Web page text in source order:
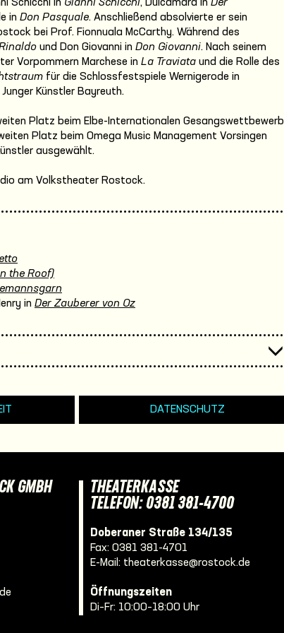
Schicchi in Gianni Schicchi, Dulcamara in Der
in Don Pasquale. Anschließend absolvierte er sein
bei Prof. Fionnuala McCarthy. Während des
und Don Giovanni in Don Giovanni. Nach seinem
Vorpommern Marchese in La Traviata und die Rolle des
für die Schlossfestspiele Wernigerode in
Künstler Bayreuth.
Platz beim Elbe-Internationalen Gesangswettbewerb
Platz beim Omega Music Management Vorsingen
ausgewählt.
am Volkstheater Rostock.
the Roof)
in Der Zauberer von Oz
DATENSCHUTZ
GMBH
THEATERKASSE
TELEFON: 0381 381-4700
Doberaner Straße 134/135
Fax: 0381 381-4701
E-Mail: theaterkasse@rostock.de
Öffnungszeiten
Di–Fr: 10:00–18:00 Uhr